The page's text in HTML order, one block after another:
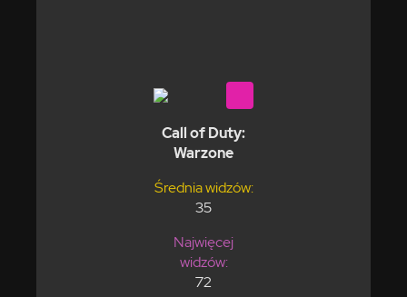
Call of Duty:
Warzone
Średnia widzów:
35
Najwięcej
widzów:
72